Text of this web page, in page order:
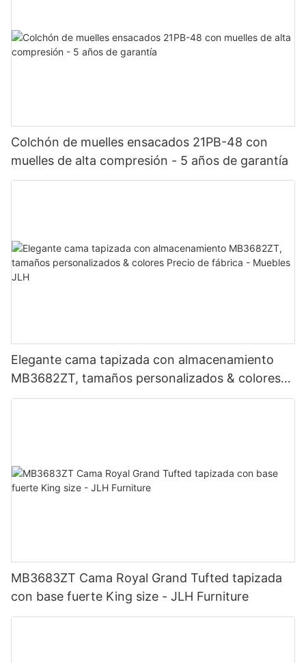
Colchón de muelles ensacados 21PB-48 con
muelles de alta compresión - 5 años de garantía
Elegante cama tapizada con almacenamiento
MB3682ZT, tamaños personalizados & colores
Precio de fábrica - Muebles JLH
MB3683ZT Cama Royal Grand Tufted tapizada
con base fuerte King size - JLH Furniture